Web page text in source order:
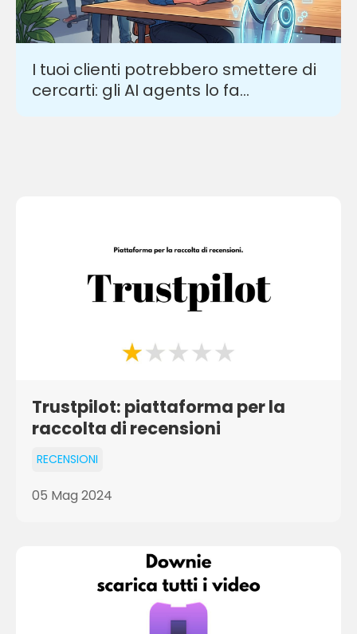
I tuoi clienti potrebbero smettere di
cercarti: gli AI agents lo fa...
Trustpilot: piattaforma per la
raccolta di recensioni
RECENSIONI
05 Mag 2024